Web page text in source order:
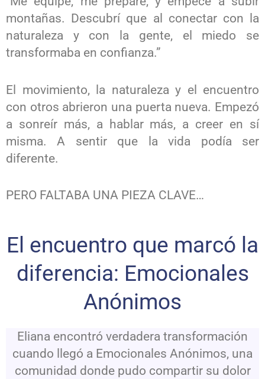
montañas. Descubrí que al conectar con la
naturaleza y con la gente, el miedo se
transformaba en confianza.”
El movimiento, la naturaleza y el encuentro
con otros abrieron una puerta nueva. Empezó
a sonreír más, a hablar más, a creer en sí
misma. A sentir que la vida podía ser
diferente.
PERO FALTABA UNA PIEZA CLAVE…
El encuentro que marcó la
diferencia: Emocionales
Anónimos
Eliana encontró verdadera transformación
cuando llegó a Emocionales Anónimos, una
comunidad donde pudo compartir su dolor